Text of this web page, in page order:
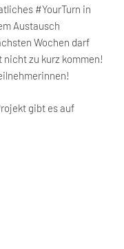
#YourTurn in
Austausch
Wochen darf
zu kurz kommen!
gibt es auf